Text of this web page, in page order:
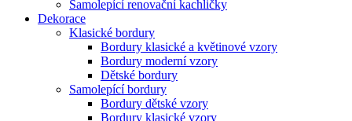
Samolepící renovační kachličky
Dekorace
Klasické bordury
Bordury klasické a květinové vzory
Bordury moderní vzory
Dětské bordury
Samolepící bordury
Bordury dětské vzory
Bordury klasické vzory